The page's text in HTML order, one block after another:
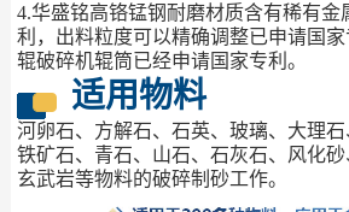
4.华盛铭高铬锰钢耐磨材质含有稀有金
利，出料粒度可以精确调整已申请国家
辊破碎机辊筒已经申请国家专利。
适用物料
河卵石、方解石、石英、玻璃、大理石
铁矿石、青石、山石、石灰石、风化砂
玄武岩等物料的破碎制砂工作。